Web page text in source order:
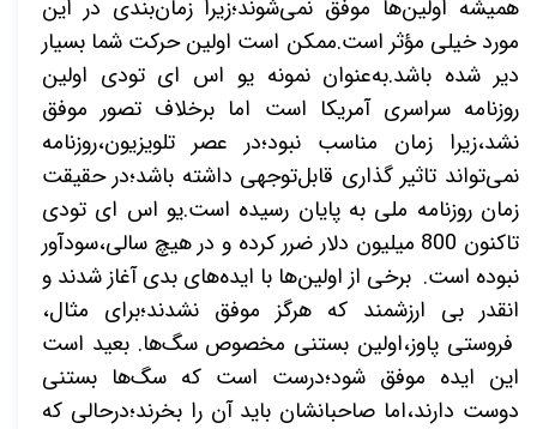
همیشه اولین‌ها موفق نمی‌شوند؛زیرا زمان‌بندی در این
مورد خیلی مؤثر است.ممکن است اولین حرکت شما بسیار
دیر شده باشد.به‌عنوان نمونه یو اس ای تودی اولین
روزنامه سراسری آمریکا است اما برخلاف تصور موفق
نشد،زیرا زمان مناسب نبود؛در عصر تلویزیون،روزنامه
نمی‌تواند تاثیر گذاری قابل‌توجهی داشته باشد؛در حقیقت
زمان روزنامه ملی به پایان رسیده است.یو اس ای تودی
تاکنون 800 میلیون دلار ضرر کرده و در هیچ سالی،سودآور
نبوده است. برخی از اولین‌ها با ایده‌های بدی آغاز شدند و
انقدر بی ارزشمند که هرگز موفق نشدند؛برای مثال،
فروستی پاوز،اولین بستنی مخصوص سگ‌ها. بعید است
این ایده موفق شود؛درست است که سگ‌ها بستنی
دوست دارند،اما صاحبانشان باید آن را بخرند؛درحالی که